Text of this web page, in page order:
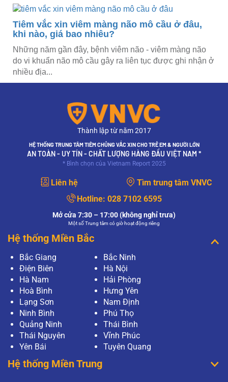
Tiêm vắc xin viêm màng não mô cầu ở đâu,
khi nào, giá bao nhiêu?
Những năm gần đây, bệnh viêm não - viêm màng não
do vi khuẩn não mô cầu gây ra liên tục được ghi nhận ở
nhiều địa...
Thành lập từ năm 2017
HỆ THỐNG TRUNG TÂM TIÊM CHỦNG VẮC XIN CHO TRẺ EM & NGƯỜI LỚN
AN TOÀN - UY TÍN - CHẤT LƯỢNG HÀNG ĐẦU VIỆT NAM *
* Bình chọn của Vietnam Report 2025
Liên hệ
Tìm trung tâm VNVC
Hotline: 028 7102 6595
Mở cửa 7:30 – 17:00 (không nghỉ trưa)
Một số Trung tâm có giờ hoạt động riêng
Hệ thống Miền Bắc
Bắc Giang
Bắc Ninh
Điện Biên
Hà Nội
Hà Nam
Hải Phòng
Hoà Bình
Hưng Yên
Lạng Sơn
Nam Định
Ninh Bình
Phú Thọ
Quảng Ninh
Thái Bình
Thái Nguyên
Vĩnh Phúc
Yên Bái
Tuyên Quang
Hệ thống Miền Trung